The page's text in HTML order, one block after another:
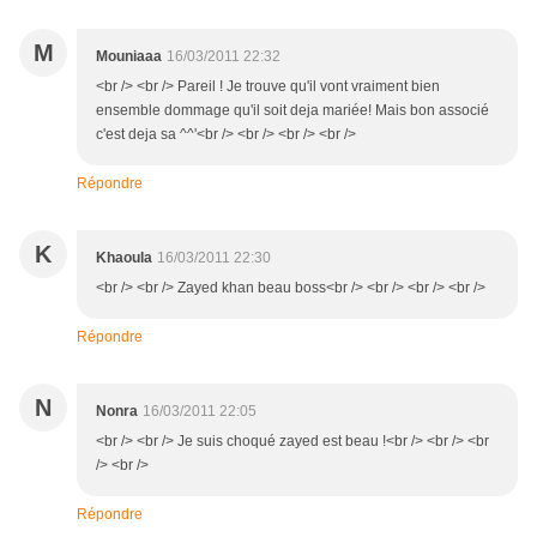
M Mouniaaa 16/03/2011 22:32
<br /> <br /> Pareil ! Je trouve qu'il vont vraiment bien
ensemble dommage qu'il soit deja mariée! Mais bon associé
c'est deja sa ^^'<br /> <br /> <br /> <br />
Répondre
K Khaoula 16/03/2011 22:30
<br /> <br /> Zayed khan beau boss<br /> <br /> <br /> <br />
Répondre
N Nonra 16/03/2011 22:05
<br /> <br /> Je suis choqué zayed est beau !<br /> <br /> <br
/> <br />
Répondre